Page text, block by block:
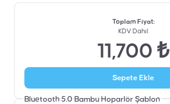
Toplam Fiyat:
KDV Dahil
11,700 ₺
Sepete Ekle
Bluetooth 5.0 Bambu Hoparlör Şablon